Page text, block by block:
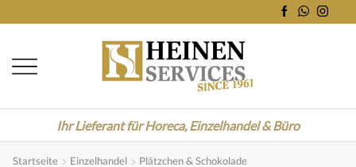
Ihr Lieferant für Horeca, Einzelhandel & Büro
Startseite Einzelhandel Plätzchen & Schokolade